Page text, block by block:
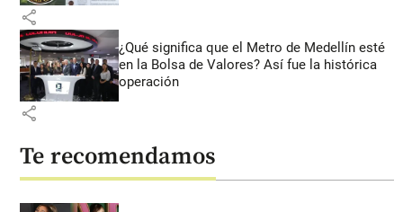
share
¿Qué significa que el Metro de Medellín esté
en la Bolsa de Valores? Así fue la histórica
operación
share
Te recomendamos